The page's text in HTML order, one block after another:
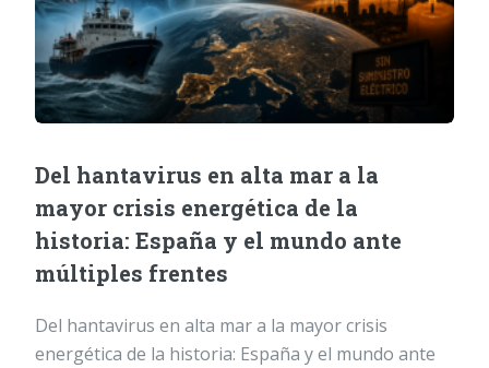
Del hantavirus en alta mar a la
mayor crisis energética de la
historia: España y el mundo ante
múltiples frentes
Del hantavirus en alta mar a la mayor crisis
energética de la historia: España y el mundo ante